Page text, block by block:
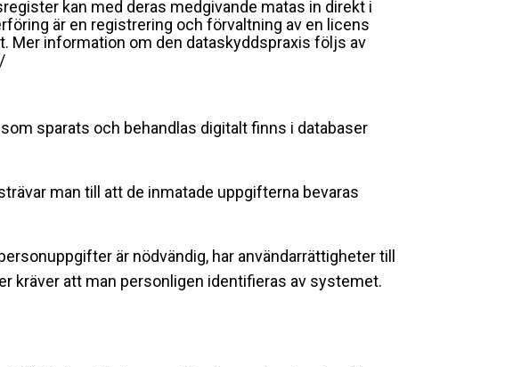
kan med deras medgivande matas in direkt i
är en registrering och förvaltning av en licens
Mer information om den dataskyddspraxis följs av
sparats och behandlas digitalt finns i databaser
man till att de inmatade uppgifterna bevaras
är nödvändig, har användarrättigheter till
kräver att man personligen identifieras av systemet.